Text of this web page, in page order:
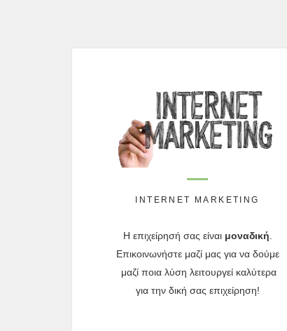
INTERNET MARKETING
Η επιχείρησή σας είναι μοναδική
Επικοινωνήστε μαζί μας για να δούμε
μαζί ποια λύση λειτουργεί καλύτερα
για την δική σας επιχείρηση!